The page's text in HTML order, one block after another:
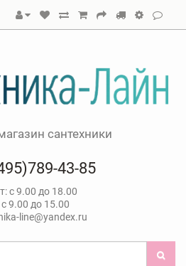
сантехники
43-85
с 9.00 до 18.00
9.00 до 15.00
line@yandex.ru